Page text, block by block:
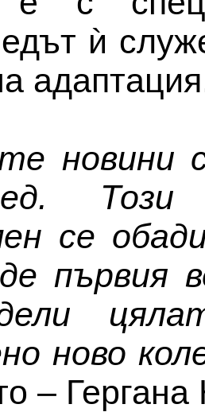
ѝ
се
първия
ново
– Гергана